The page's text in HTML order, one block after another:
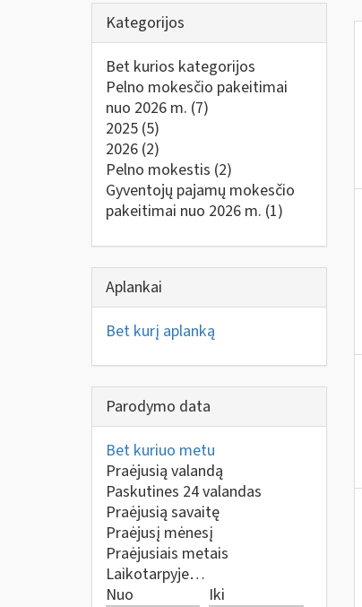
Kategorijos
Bet kurios kategorijos
Pelno mokesčio pakeitimai
nuo 2026 m. (7)
2025 (5)
2026 (2)
Pelno mokestis (2)
Gyventojų pajamų mokesčio
pakeitimai nuo 2026 m. (1)
Aplankai
Bet kurį aplanką
Parodymo data
Bet kuriuo metu
Praėjusią valandą
Paskutines 24 valandas
Praėjusią savaitę
Praėjusį mėnesį
Praėjusiais metais
Laikotarpyje…
Nuo
Iki